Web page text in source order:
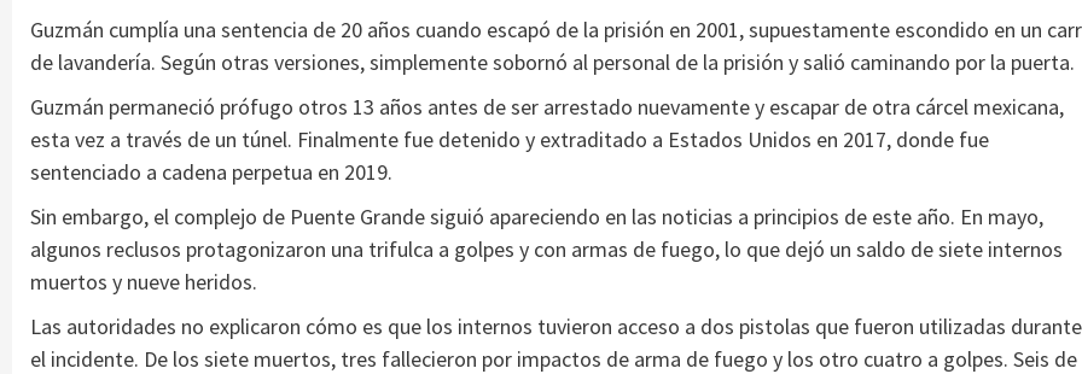
Guzmán cumplía una sentencia de 20 años cuando escapó de la prisión en 2001, supuestamente escondido en un
de lavandería. Según otras versiones, simplemente sobornó al personal de la prisión y salió caminando por la puerta.
Guzmán permaneció prófugo otros 13 años antes de ser arrestado nuevamente y escapar de otra cárcel mexicana,
esta vez a través de un túnel. Finalmente fue detenido y extraditado a Estados Unidos en 2017, donde fue
sentenciado a cadena perpetua en 2019.
Sin embargo, el complejo de Puente Grande siguió apareciendo en las noticias a principios de este año. En mayo,
algunos reclusos protagonizaron una trifulca a golpes y con armas de fuego, lo que dejó un saldo de siete internos
muertos y nueve heridos.
Las autoridades no explicaron cómo es que los internos tuvieron acceso a dos pistolas que fueron utilizadas durante
el incidente. De los siete muertos, tres fallecieron por impactos de arma de fuego y los otro cuatro a golpes. Seis de